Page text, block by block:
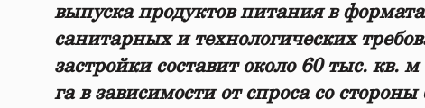
выпуска продуктов питания в
санитарных и технологических
застройки составит около 60 тыс. кв.
га в зависимости от спроса со